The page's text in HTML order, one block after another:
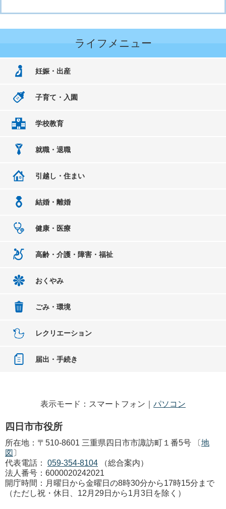
ライフメニュー
妊娠・出産
子育て・入園
学校教育
就職・退職
引越し・住まい
結婚・離婚
健康・医療
高齢・介護・障害・福祉
おくやみ
ごみ・環境
レクリエーション
届出・手続き
表示モード：スマートフォン｜ パソコン
四日市市役所
所在地：〒510-8601 三重県四日市市諏訪町１番5号 〔地
図 〕
代表電話：
059-354-8104
（総合案内）
法人番号：6000020242021
開庁時間：月曜日から金曜日の8時30分から17時15分まで
（ただし祝・休日、12月29日から1月3日を除く）